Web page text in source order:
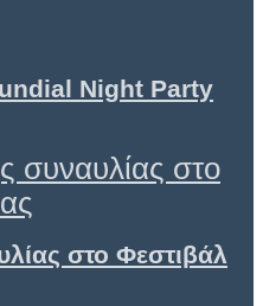
Night Party
στο Φεστιβάλ